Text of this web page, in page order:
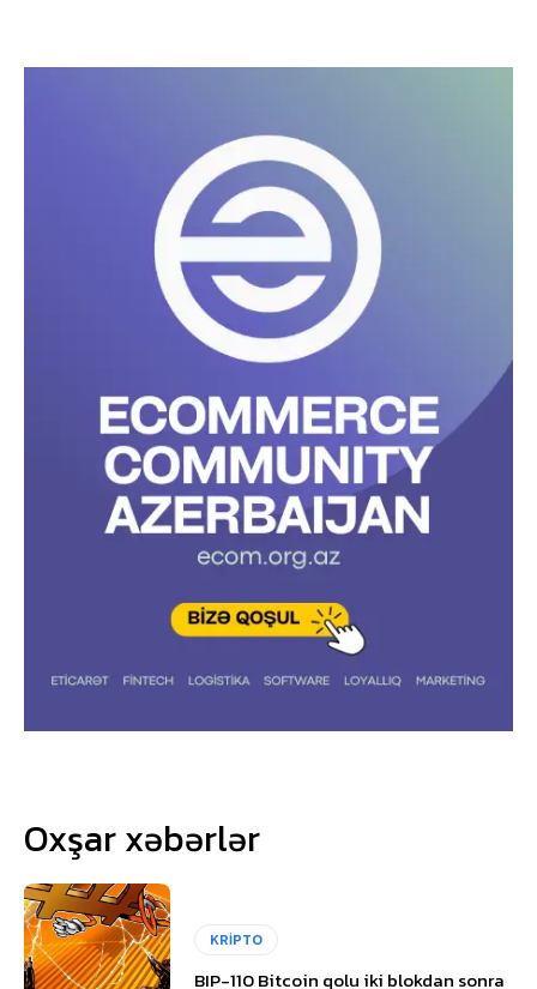
Oxşar xəbərlər
KRİPTO
BIP-110 Bitcoin qolu iki blokdan sonra